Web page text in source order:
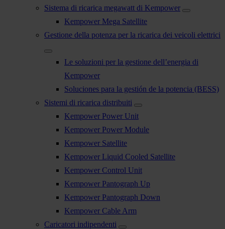
Sistema di ricarica megawatt di Kempower
Kempower Mega Satellite
Gestione della potenza per la ricarica dei veicoli elettrici
Le soluzioni per la gestione dell’energia di
Kempower
Soluciones para la gestión de la potencia (BESS)
Sistemi di ricarica distribuiti
Kempower Power Unit
Kempower Power Module
Kempower Satellite
Kempower Liquid Cooled Satellite
Kempower Control Unit
Kempower Pantograph Up
Kempower Pantograph Down
Kempower Cable Arm
Caricatori indipendenti